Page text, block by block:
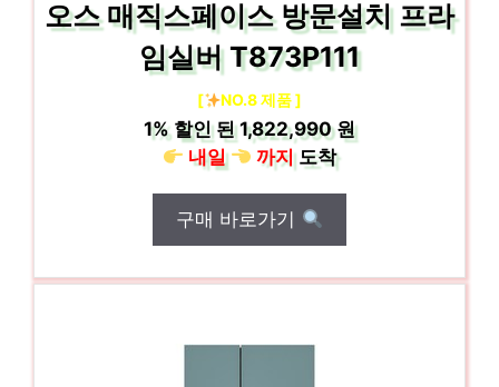
오스 매직스페이스 방문설치 프라
임실버 T873P111
[ NO.8 제품 ]
1%할인 된1,822,990 원
내일
까지도착
구매 바로가기